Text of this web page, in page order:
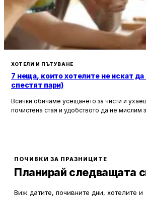
ХОТЕЛИ И ПЪТУВАНЕ
7 неща, които хотелите не искат
спестят пари)
Всички обичаме усещането за чисти и
почистена стая и удобството да не мислим
ПОЧИВКИ ЗА ПРАЗНИЦИТЕ
Планирай следващата
Виж датите, почивните дни, хотелите и